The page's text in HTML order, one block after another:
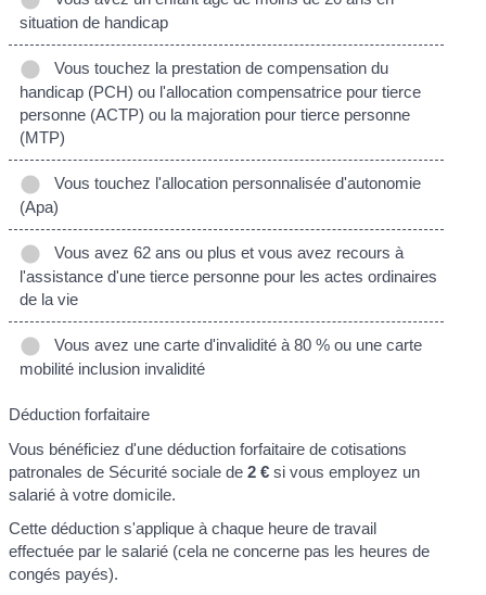
situation de handicap
Vous touchez la prestation de compensation du
handicap (PCH) ou l'allocation compensatrice pour tierce
personne (ACTP) ou la majoration pour tierce personne
(MTP)
Vous touchez l'allocation personnalisée d'autonomie
(Apa)
Vous avez 62 ans ou plus et vous avez recours à
l'assistance d'une tierce personne pour les actes ordinaires
de la vie
Vous avez une carte d'invalidité à 80 % ou une carte
mobilité inclusion invalidité
Déduction forfaitaire
Vous bénéficiez d'une déduction forfaitaire de cotisations
patronales de Sécurité sociale de2 € si vous employez un
salarié à votre domicile.
Cette déduction s'applique à chaque heure de travail
effectuée par le salarié (cela ne concerne pas les heures de
congés payés).